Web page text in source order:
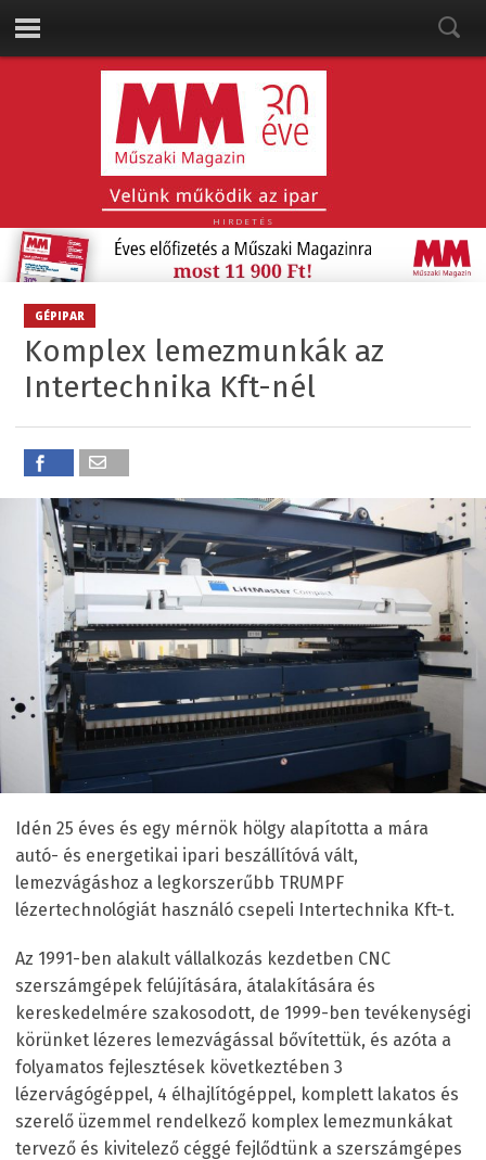
HIRDETÉS
GÉPIPAR
Komplex lemezmunkák az
Intertechnika Kft-nél
Idén 25 éves és egy mérnök hölgy alapította a mára
autó- és energetikai ipari beszállítóvá vált,
lemezvágáshoz a legkorszerűbb TRUMPF
lézertechnológiát használó csepeli Intertechnika Kft-t.
Az 1991-ben alakult vállalkozás kezdetben CNC
szerszámgépek felújítására, átalakítására és
kereskedelmére szakosodott, de 1999-ben tevékenységi
körünket lézeres lemezvágással bővítettük, és azóta a
folyamatos fejlesztések következtében 3
lézervágógéppel, 4 élhajlítógéppel, komplett lakatos és
szerelő üzemmel rendelkező komplex lemezmunkákat
tervező és kivitelező céggé fejlődtünk a szerszámgépes